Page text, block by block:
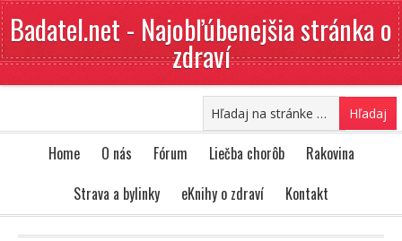
Badatel.net - Najobľúbenejšia stránka o
zdraví
Home O nás Fórum Liečba chorôb
Rakovina
Strava a bylinky
eKnihy o zdraví Kontakt